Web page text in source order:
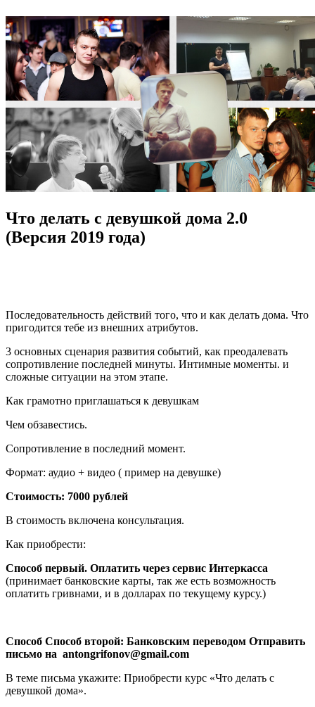
Что делать с девушкой дома 2.0
(Версия 2019 года)
Последовательность действий того, что и как делать дома. Что
пригодится тебе из внешних атрибутов.
3 основных сценария развития событий, как преодалевать
сопротивление последней минуты. Интимные моменты. и
сложные ситуации на этом этапе.
Как грамотно приглашаться к девушкам
Чем обзавестись.
Сопротивление в последний момент.
Формат: аудио + видео ( пример на девушке)
Стоимость: 7000 рублей
В стоимость включена консультация.
Как приобрести:
Способ первый. Оплатить через сервис Интеркасса
(принимает банковские карты, так же есть возможность
оплатить гривнами, и в долларах по текущему курсу.)
Способ Способ второй: Банковским переводом Отправить
письмо на antongrifonov@gmail.com
В теме письма укажите: Приобрести курс «Что делать с
девушкой дома».